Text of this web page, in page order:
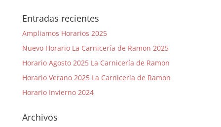
Entradas recientes
Ampliamos Horarios 2025
Nuevo Horario La Carnicería de Ramon 2025
Horario Agosto 2025 La Carnicería de Ramon
Horario Verano 2025 La Carnicería de Ramon
Horario Invierno 2024
Archivos